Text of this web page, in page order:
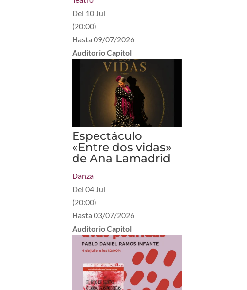
Del 10 Jul
(20:00)
Hasta09/07/2026
Auditorio Capitol
Espectáculo
«Entre dos vidas»
de Ana Lamadrid
Danza
Del04 Jul
(20:00)
Hasta03/07/2026
Auditorio Capitol